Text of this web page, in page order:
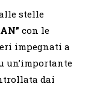
stelle
con le
impegnati a
un’importante
dai